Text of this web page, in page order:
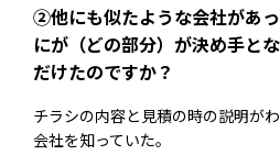
②他にも似たような会社があ
にが（どの部分）が決め手と
だけたのですか？
チラシの内容と見積の時の説明が
会社を知っていた。